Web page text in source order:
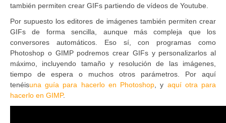
también permiten crear GIFs partiendo de vídeos de Youtube.
Por supuesto los editores de imágenes también permiten crear
GIFs de forma sencilla, aunque más compleja que los
conversores automáticos. Eso sí, con programas como
Photoshop o GIMP podremos crear GIFs y personalizarlos al
máximo, incluyendo tamaño y resolución de las imágenes,
tiempo de espera o muchos otros parámetros. Por aquí
tenéisuna guía para hacerlo en Photoshop , y aquí otra para
hacerlo en GIMP.